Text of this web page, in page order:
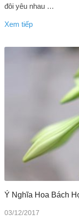
đôi yêu nhau …
Xem tiếp
Ý Nghĩa Hoa Bách
03/12/2017